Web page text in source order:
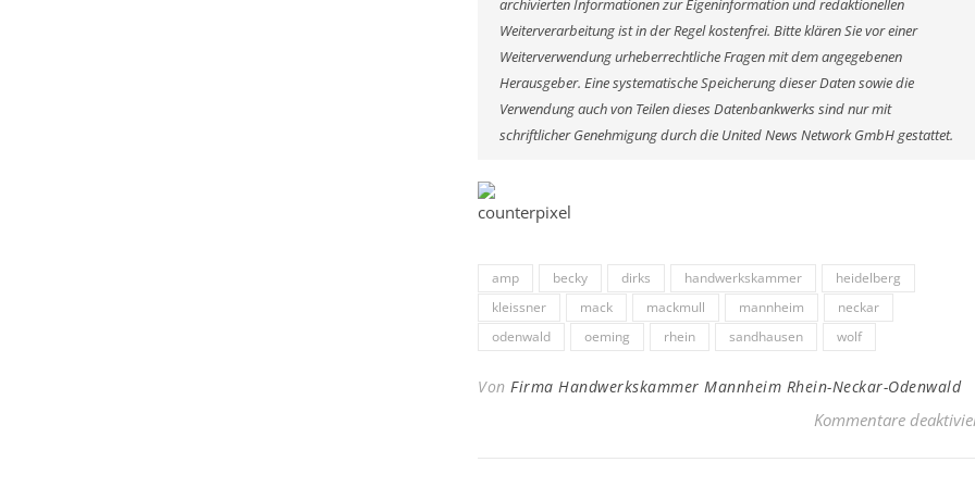
archivierten Informationen zur Eigeninformation und redaktionellen
Weiterverarbeitung ist in der Regel kostenfrei. Bitte klären Sie vor einer
Weiterverwendung urheberrechtliche Fragen mit dem angegebenen
Herausgeber. Eine systematische Speicherung dieser Daten sowie die
Verwendung auch von Teilen dieses Datenbankwerks sind nur mit
schriftlicher Genehmigung durch die United News Network GmbH gestattet.
amp becky dirks handwerkskammer
heidelberg
kleissner
mack mackmull mannheim
neckar
odenwald
oeming rhein sandhausen wolf
Von Firma Handwerkskammer Mannheim Rhein-Neckar-Odenwald
Kommentare